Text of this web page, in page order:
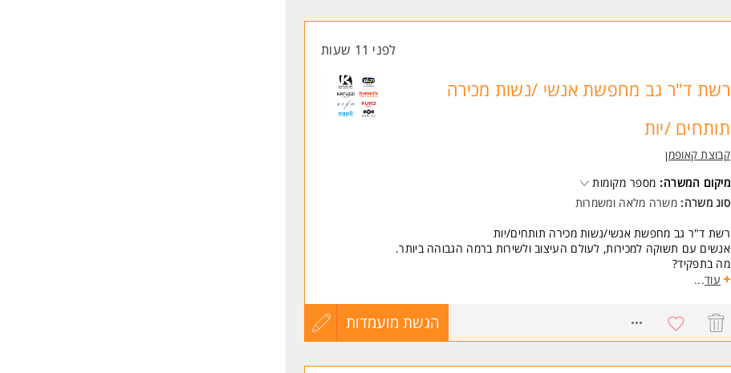
לפני 11 שעות
רשת ד"ר גב מחפשת אנשי /נשות מכירה
תותחים /יות
קבוצת קאופמן
מיקום המשרה: מספר מקומות
סוג משרה: משרה מלאה ומשמרות
רשת ד"ר גב מחפשת אנשי/נשות מכירה תותחים/יות
אנשים עם תשוקה למכירות, לעולם העיצוב ולשירות ברמה הגבוהה ביותר.
מה בתפקיד?
הובלת מכירות מתוך מגוון מוצרי הרשת ללקוחות הפוקדים את הסניף.
סביבת עבודה יוקרתית, נעימה וביתית.
שכר גבוה ובונוסים מתגמלים במיוחד.
דרישות:
עוד...
הגשת מועמדות
עדכון